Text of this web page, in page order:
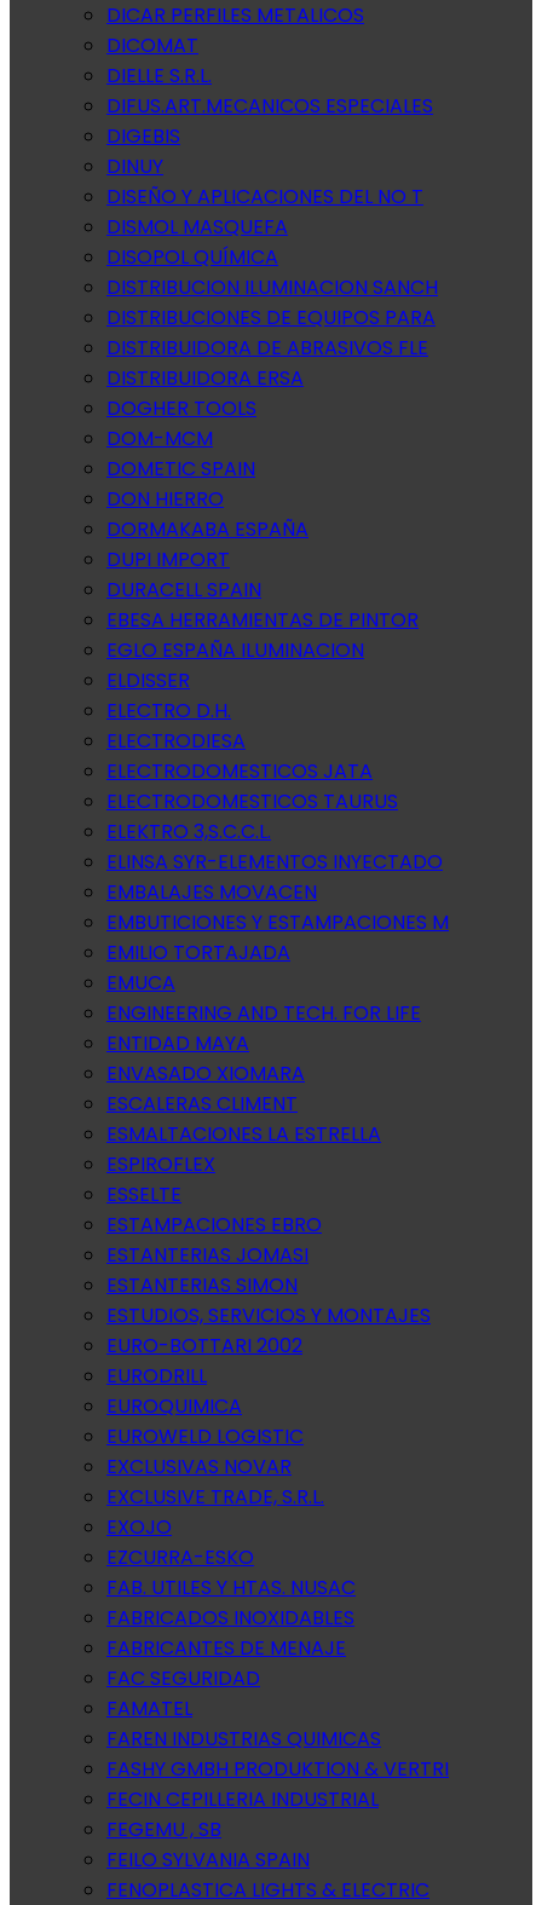
DICAR PERFILES METALICOS
DICOMAT
DIELLE S.R.L.
DIFUS.ART.MECANICOS ESPECIALES
DIGEBIS
DINUY
DISEÑO Y APLICACIONES DEL NO T
DISMOL MASQUEFA
DISOPOL QUÍMICA
DISTRIBUCION ILUMINACION SANCH
DISTRIBUCIONES DE EQUIPOS PARA
DISTRIBUIDORA DE ABRASIVOS FLE
DISTRIBUIDORA ERSA
DOGHER TOOLS
DOM-MCM
DOMETIC SPAIN
DON HIERRO
DORMAKABA ESPAÑA
DUPI IMPORT
DURACELL SPAIN
EBESA HERRAMIENTAS DE PINTOR
EGLO ESPAÑA ILUMINACION
ELDISSER
ELECTRO D.H.
ELECTRODIESA
ELECTRODOMESTICOS JATA
ELECTRODOMESTICOS TAURUS
ELEKTRO 3,S.C.C.L.
ELINSA SYR-ELEMENTOS INYECTADO
EMBALAJES MOVACEN
EMBUTICIONES Y ESTAMPACIONES M
EMILIO TORTAJADA
EMUCA
ENGINEERING AND TECH. FOR LIFE
ENTIDAD MAYA
ENVASADO XIOMARA
ESCALERAS CLIMENT
ESMALTACIONES LA ESTRELLA
ESPIROFLEX
ESSELTE
ESTAMPACIONES EBRO
ESTANTERIAS JOMASI
ESTANTERIAS SIMON
ESTUDIOS, SERVICIOS Y MONTAJES
EURO-BOTTARI 2002
EURODRILL
EUROQUIMICA
EUROWELD LOGISTIC
EXCLUSIVAS NOVAR
EXCLUSIVE TRADE, S.R.L.
EXOJO
EZCURRA-ESKO
FAB. UTILES Y HTAS. NUSAC
FABRICADOS INOXIDABLES
FABRICANTES DE MENAJE
FAC SEGURIDAD
FAMATEL
FAREN INDUSTRIAS QUIMICAS
FASHY GMBH PRODUKTION & VERTRI
FECIN CEPILLERIA INDUSTRIAL
FEGEMU , SB
FEILO SYLVANIA SPAIN
FENOPLASTICA LIGHTS & ELECTRIC